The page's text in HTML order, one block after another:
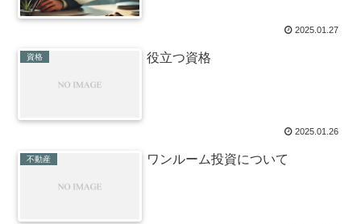
2025.01.27
資格 役立つ資格
2025.01.26
不動産 ワンルーム投資について